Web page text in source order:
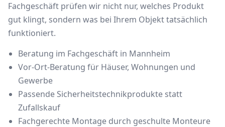
Fachgeschäft prüfen wir nicht nur, welches Produkt
gut klingt, sondern was bei Ihrem Objekt tatsächlich
funktioniert.
Beratung im Fachgeschäft in Mannheim
Vor-Ort-Beratung für Häuser, Wohnungen und
Gewerbe
Passende Sicherheitstechnikprodukte statt
Zufallskauf
Fachgerechte Montage durch geschulte Monteure